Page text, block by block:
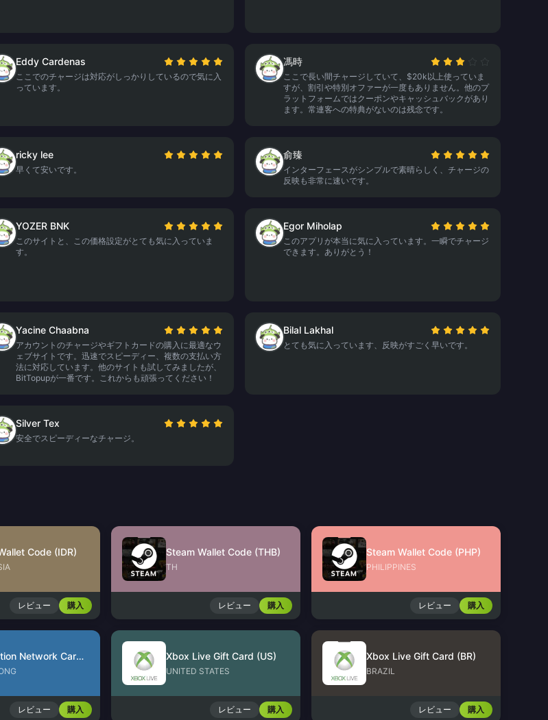
Eddy Cardenas
ここでのチャージは対応がしっかりしているので気に入
っています。
馮時
ここで長い間チャージしていて、$20k以上使っていま
すが、割引や特別オファーが一度もありません。他のプ
ラットフォームではクーポンやキャッシュバックがあり
ます。常連客への特典がないのは残念です。
ricky lee
早くて安いです。
俞臻
インターフェースがシンプルで素晴らしく、チャージの
反映も非常に速いです。
YOZER BNK
このサイトと、この価格設定がとても気に入っていま
す。
Egor Miholap
このアプリが本当に気に入っています。一瞬でチャージ
できます。ありがとう！
Yacine Chaabna
アカウントのチャージやギフトカードの購入に最適なウ
ェブサイトです。迅速でスピーディー、複数の支払い方
法に対応しています。他のサイトも試してみましたが、
BitTopupが一番です。これからも頑張ってください！
Bilal Lakhal
とても気に入っています、反映がすごく早いです。
Silver Tex
安全でスピーディーなチャージ。
Code (IDR)
レビュー 購入
Steam Wallet Code (THB)
TH
レビュー 購入
Steam Wallet Code (PHP)
PHILIPPINES
レビュー 購入
PlayStation Network Card (HK)
レビュー 購入
Xbox Live Gift Card (US)
UNITED STATES
レビュー 購入
Xbox Live Gift Card (BR)
BRAZIL
レビュー 購入